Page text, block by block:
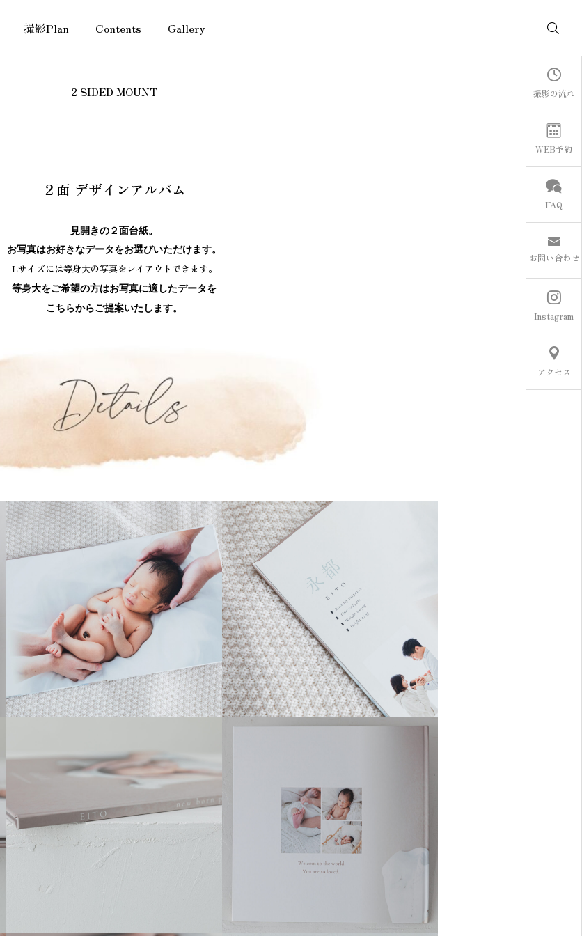
撮影Plan Contents Gallery
撮影の流れ
WEB予約
FAQ
お問い合わせ
Instagram
アクセス
2 SIDED MOUNT
２面 デザインアルバム
見開きの２面台紙。
お写真はお好きなデータをお選びいただけます。
Lサイズには等身大の写真をレイアウトできます。
等身大をご希望の方はお写真に適したデータを
こちらからご提案いたします。